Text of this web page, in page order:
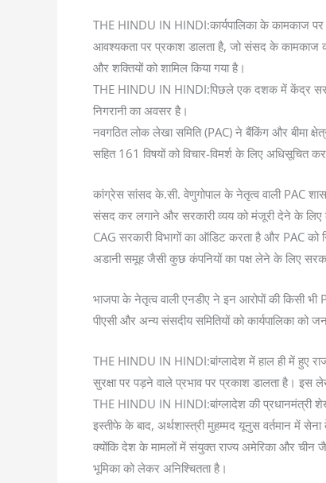
THE HINDU IN HINDI:कार्यपालिका के कामकाज पर
आवश्यकता पर प्रकाश डालता है, जो संसद के कामकाज
और शक्तियों को शामिल किया गया है।
THE HINDU IN HINDI:पिछले एक दशक में केंद्र
निगरानी का अवसर है।
नवगठित लोक लेखा समिति (PAC) ने बैंकिंग और बीमा
सहित 161 विषयों को विचार-विमर्श के लिए अधिसूचित
कांग्रेस सांसद के.सी. वेणुगोपाल के नेतृत्व वाली PAC
संसद कर लगाने और सरकारी व्यय को मंजूरी देने के लिए
CAG सरकारी विभागों का ऑडिट करता है और PAC को
अडानी समूह जैसी कुछ कंपनियों का पक्ष लेने के लिए
भाजपा के नेतृत्व वाली एनडीए ने इन आरोपों की किसी भी
पीएसी और अन्य संसदीय समितियों को कार्यपालिका को
THE HINDU IN HINDI:बांग्लादेश में हाल ही में हुए
सुरक्षा पर पड़ने वाले प्रभाव पर प्रकाश डालता है।
THE HINDU IN HINDI:बांग्लादेश की प्रधानमंत्री
इस्तीफे के बाद, अर्थशास्त्री मुहम्मद यूनुस वर्तमान में
क्योंकि देश के मामलों में संयुक्त राज्य अमेरिका और चीन
भूमिका को लेकर अनिश्चितता है।